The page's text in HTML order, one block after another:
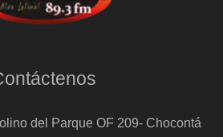
del Parque OF 209- Chocontá